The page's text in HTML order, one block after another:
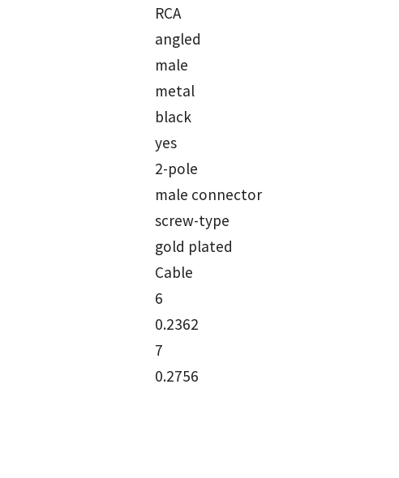
RCA
angled
male
metal
black
yes
2-pole
male connector
screw-type
gold plated
Cable
6
0.2362
7
0.2756